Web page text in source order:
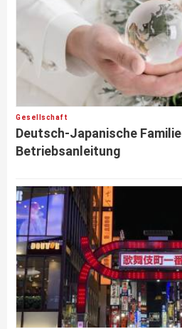
Gesellschaft
Deutsch-Japanische
Betriebsanleitung